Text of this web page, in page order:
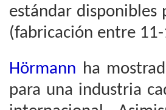
estándar disponibles
(fabricación entre
Hörmann ha
para una industria